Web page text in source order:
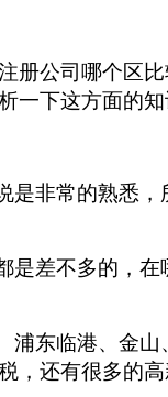
册公司哪个区
一下这方面的知
是非常的熟悉
是差不多的，
东临港、金山
，还有很多的